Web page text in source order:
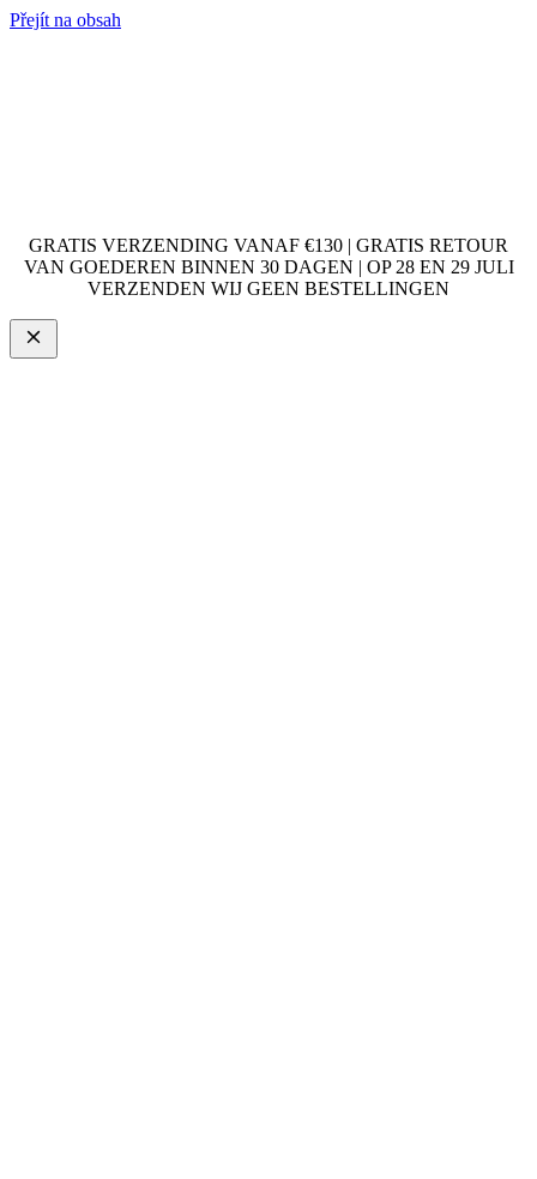
Přejít na obsah
GRATIS VERZENDING VANAF €130 | GRATIS RETOUR
VAN GOEDEREN BINNEN 30 DAGEN | OP 28 EN 29 JULI
VERZENDEN WIJ GEEN BESTELLINGEN